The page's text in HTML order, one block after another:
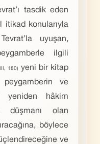
tasdik eden
konularıyla
uyuşan,
ilgili
180)
yeni bir kitap
ve
yeniden hâkim
düşmanı olan
böylece
ve